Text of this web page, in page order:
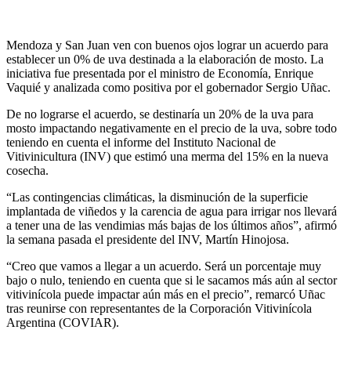
Mendoza y San Juan ven con buenos ojos lograr un acuerdo para
establecer un 0% de uva destinada a la elaboración de mosto. La
iniciativa fue presentada por el ministro de Economía, Enrique
Vaquié y analizada como positiva por el gobernador Sergio Uñac.
De no lograrse el acuerdo, se destinaría un 20% de la uva para
mosto impactando negativamente en el precio de la uva, sobre todo
teniendo en cuenta el informe del Instituto Nacional de
Vitivinicultura (INV) que estimó una merma del 15% en la nueva
cosecha.
“Las contingencias climáticas, la disminución de la superficie
implantada de viñedos y la carencia de agua para irrigar nos llevará
a tener una de las vendimias más bajas de los últimos años”, afirmó
la semana pasada el presidente del INV, Martín Hinojosa.
“Creo que vamos a llegar a un acuerdo. Será un porcentaje muy
bajo o nulo, teniendo en cuenta que si le sacamos más aún al sector
vitivinícola puede impactar aún más en el precio”, remarcó Uñac
tras reunirse con representantes de la Corporación Vitivinícola
Argentina (COVIAR).